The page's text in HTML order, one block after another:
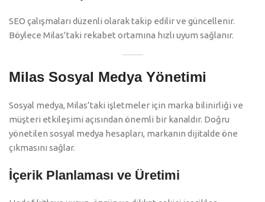
SEO çalışmaları düzenli olarak takip edilir ve güncellenir.
Böylece Milas’taki rekabet ortamına hızlı uyum sağlanır.
Milas Sosyal Medya Yönetimi
Sosyal medya, Milas’taki işletmeler için marka bilinirliği ve
müşteri etkileşimi açısından önemli bir kanaldır. Doğru
yönetilen sosyal medya hesapları, markanın dijitalde öne
çıkmasını sağlar.
İçerik Planlaması ve Üretimi